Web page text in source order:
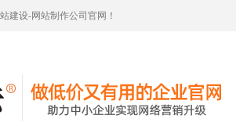
建设-网站制作公司官网！